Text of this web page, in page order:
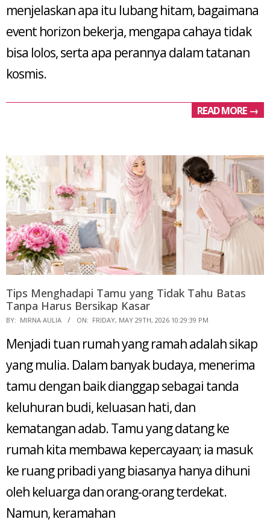
menjelaskan apa itu lubang hitam, bagaimana
event horizon bekerja, mengapa cahaya tidak
bisa lolos, serta apa perannya dalam tatanan
kosmis.
READ MORE →
Tips Menghadapi Tamu yang Tidak Tahu Batas
Tanpa Harus Bersikap Kasar
2026-
29
BY: MIRNA AULIA ON: FRIDAY, MAY 29TH, 2026 10:29:39 PM
Menjadi tuan rumah yang ramah adalah sikap
yang mulia. Dalam banyak budaya, menerima
tamu dengan baik dianggap sebagai tanda
keluhuran budi, keluasan hati, dan
kematangan adab. Tamu yang datang ke
rumah kita membawa kepercayaan; ia masuk
ke ruang pribadi yang biasanya hanya dihuni
oleh keluarga dan orang-orang terdekat.
Namun, keramahan